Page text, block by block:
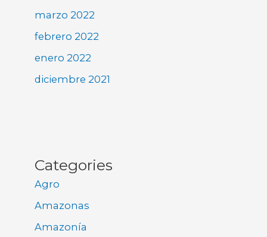
marzo 2022
febrero 2022
enero 2022
diciembre 2021
Categories
Agro
Amazonas
Amazonía